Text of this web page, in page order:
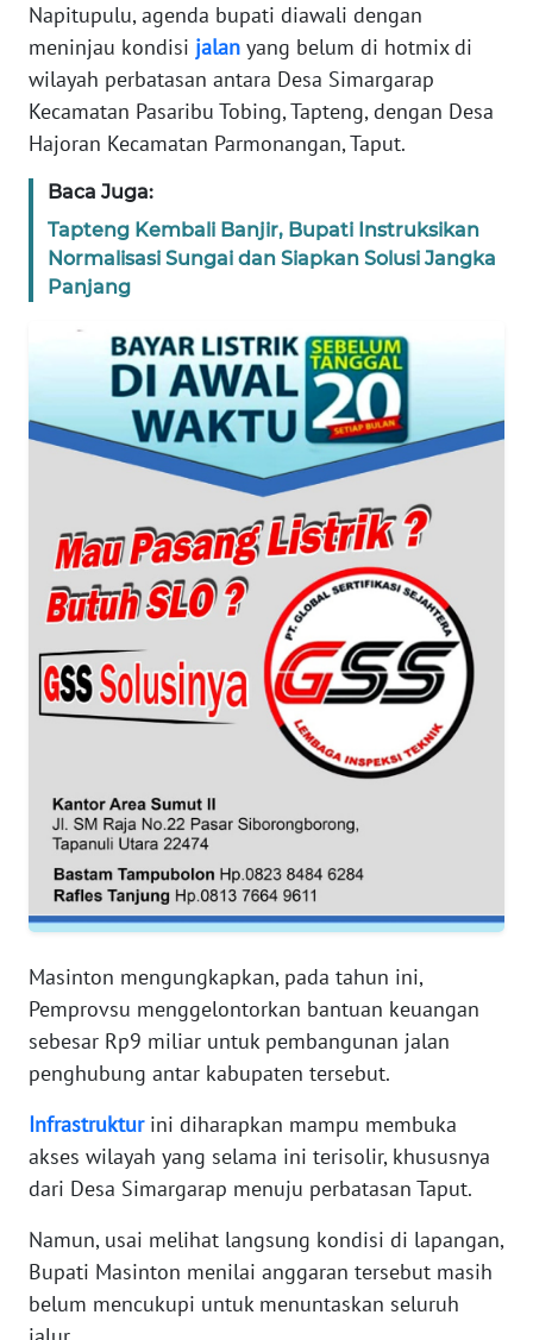
Napitupulu, agenda bupati diawali dengan
meninjau kondisi jalan yang belum di hotmix di
wilayah perbatasan antara Desa Simargarap
Kecamatan Pasaribu Tobing, Tapteng, dengan Desa
Hajoran Kecamatan Parmonangan, Taput.
Baca Juga:
Tapteng Kembali Banjir, Bupati Instruksikan
Normalisasi Sungai dan Siapkan Solusi Jangka
Panjang
Masinton mengungkapkan, pada tahun ini,
Pemprovsu menggelontorkan bantuan keuangan
sebesar Rp9 miliar untuk pembangunan jalan
penghubung antar kabupaten tersebut.
Infrastrukturini diharapkan mampu membuka
akses wilayah yang selama ini terisolir, khususnya
dari Desa Simargarap menuju perbatasan Taput.
Namun, usai melihat langsung kondisi di lapangan,
Bupati Masinton menilai anggaran tersebut masih
belum mencukupi untuk menuntaskan seluruh
Wahana
News
Regional
SUMUT
WN
JAKARTA
JABAR
BANTEN
WN
KEPRI
WN
PAPUA
BARAT
WN
RIAU
SERAMBI
WN
JAMBI
WN
SULTRA
NTB
WN
SULTENG